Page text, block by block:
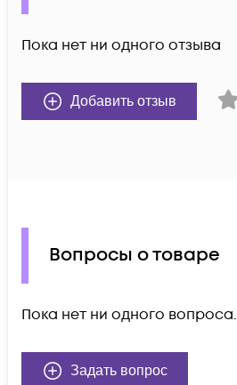
Пока нет ни одного отзыва
Добавить отзыв
Вопросы о товаре
Пока нет ни одного вопроса.
Задать вопрос